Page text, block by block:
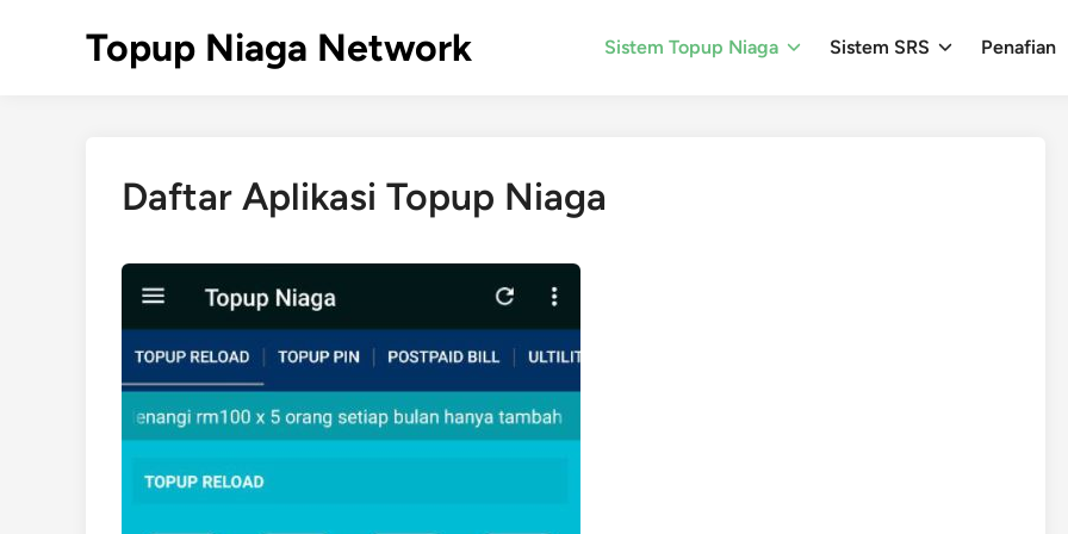
Topup Niaga Network Sistem Topup Niaga Sistem SRS Penafian
Daftar Aplikasi Topup Niaga